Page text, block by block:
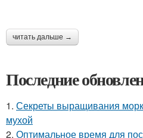
читать дальше →
Последние
1. Секреты выращивания
мухой
2. Оптимальное время для